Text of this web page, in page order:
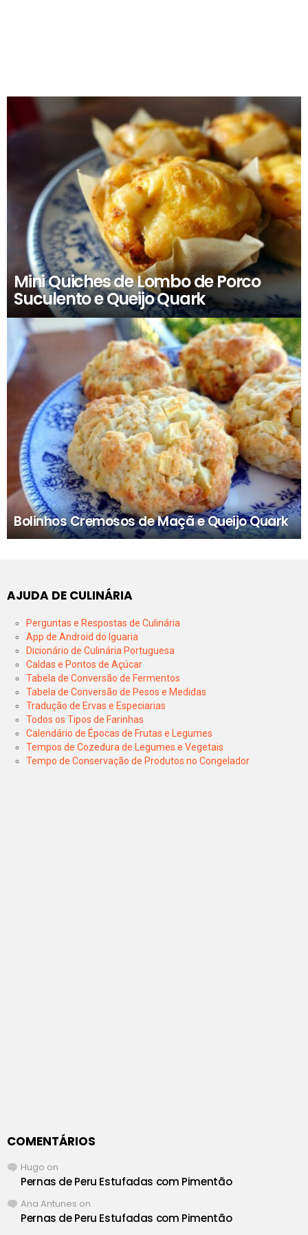
RECOMENDADOS
Mini Quiches de Lombo de Porco
Suculento e Queijo Quark
Bolinhos Cremosos de Maçã e Queijo Quark
AJUDA DE CULINÁRIA
Perguntas e Respostas de Culinária
App de Android do Iguaria
Dicionário de Culinária Portuguesa
Caldas e Pontos de Açúcar
Tabela de Conversão de Fermentos
Tabela de Conversão de Pesos e Medidas
Tradução de Ervas e Especiarias
Todos os Tipos de Farinhas
Calendário de Épocas de Frutas e Legumes
Tempos de Cozedura de Legumes e Vegetais
Tempo de Conservação de Produtos no Congelador
COMENTÁRIOS
Hugo on
Pernas de Peru Estufadas com Pimentão
Ana Antunes on
Pernas de Peru Estufadas com Pimentão